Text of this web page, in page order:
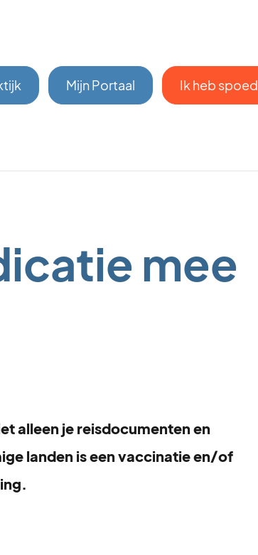
Mijn Portaal Ik heb spoed
mee
alleen je reisdocumenten en
landen is een vaccinatie en/of